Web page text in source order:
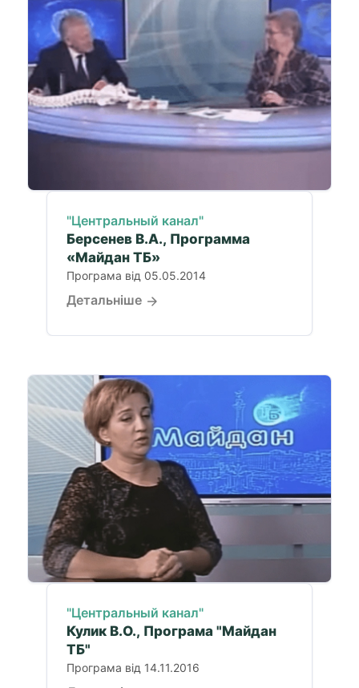
"Центральный канал"
Берсенев В.А., Программа
«Майдан ТБ»
Програма від 05.05.2014
Детальніше
"Центральный канал"
Кулик В.О., Програма "Майдан
ТБ"
Програма від 14.11.2016